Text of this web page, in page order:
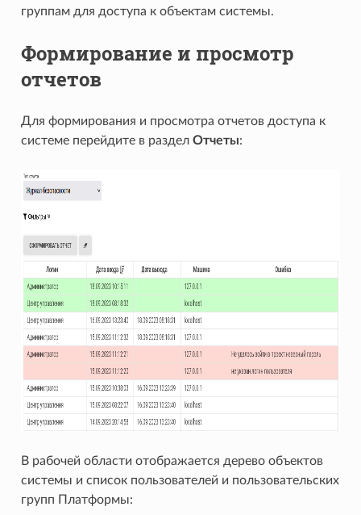
группам для доступа к объектам системы.
Формирование и просмотр
отчетов
Для формирования и просмотра отчетов доступа к
системе перейдите в раздел Отчеты:
В рабочей области отображается дерево объектов
системы и список пользователей и пользовательских
групп Платформы: